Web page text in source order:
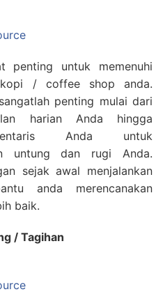
penting untuk memenuhi
/ coffee shop anda.
penting mulai dari
harian Anda hingga
Anda untuk
untung dan rugi Anda.
sejak awal menjalankan
anda merencanakan
baik.
/ Tagihan